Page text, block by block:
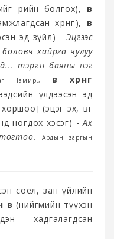
өөрийн болгох), өв
хөрөнгө), өв
эд зүйл) -Эцгээс
хайрга чулуу
тэргүүн баяны нэг
Тамир.,
өв хөрөнгөө
үлдээсэн эд
(эцэг эх, өвөг
ногдох хэсэг) -Ах
Ардын заргын
соёл, зан үйлийн
(нийгмийн түүхэн
хадгалагдсан